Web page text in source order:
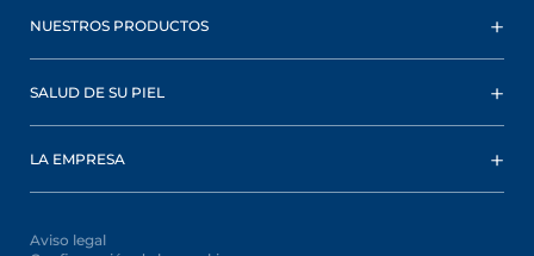
NUESTROS PRODUCTOS
SALUD DE SU PIEL
LA EMPRESA
Aviso legal